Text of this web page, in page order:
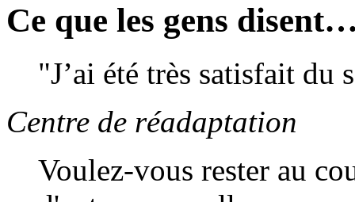
Ce que les gens
"J’ai été très satisfait du
Centre de réadaptation
Voulez-vous rester au